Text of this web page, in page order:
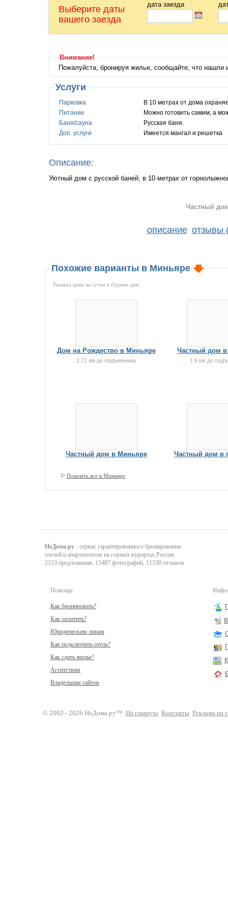
Выберите даты
вашего заезда
дата заезда
Внимание!
Пожалуйста, бронируя жилье, сообщайте, что
Услуги
Парковка
В 10 метрах от дома
Питание
Можно готовить самим, а
Баня/сауна
Русская баня.
Доп. услуги
Имеется мангал и решетка
Описание:
Уютный дом с русской баней, в 10 метрах от
Частный
описание отзывы
Похожие варианты в Миньяре
Указана цена за сутки в будние дни
Дом на Рождество в Миньяре
1.71 км до подъемника
Частный дом
1.6 км до
Частный дом в Миньяре Частный дом в
Показать все в Миньяре
НеДома.ру - сервис гарантированного бронирования
отелей и апартаментов на горных курортах России
2153 предложения, 15487 фотографий, 11538 отзывов
Помощь:
Как бронировать?
Как оплатить?
Юридическим лицам
Как подключить отель?
Как сдать жилье?
Агентствам
Владельцам сайтов
© 2002 - 2026 НеДома.ру™ На главную Контакты Реклама на